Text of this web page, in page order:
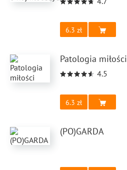
6.3
Patologia miłości
4.5
6.3
(PO)GARDA